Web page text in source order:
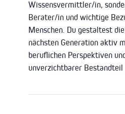
Wissensvermittler/in,
Berater/in und wichtige
Menschen. Du gestaltest
nächsten Generation aktiv
beruflichen Perspektiven
unverzichtbarer